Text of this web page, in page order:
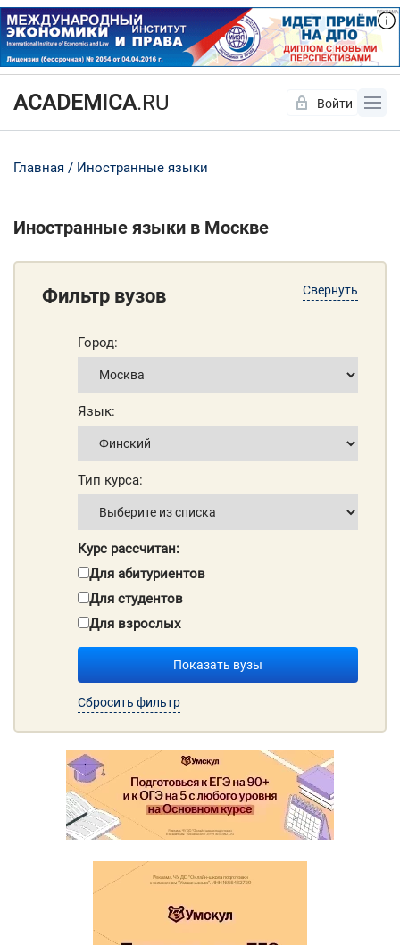
ACADEMICA.RU Войти
Главная Иностранные языки
Иностранные языки в Москве
Свернуть
Фильтр вузов
Город:
Язык:
Тип курса:
Курс рассчитан:
Для абитуриентов
Для студентов
Для взрослых
Показать вузы
Сбросить фильтр
Да Нет